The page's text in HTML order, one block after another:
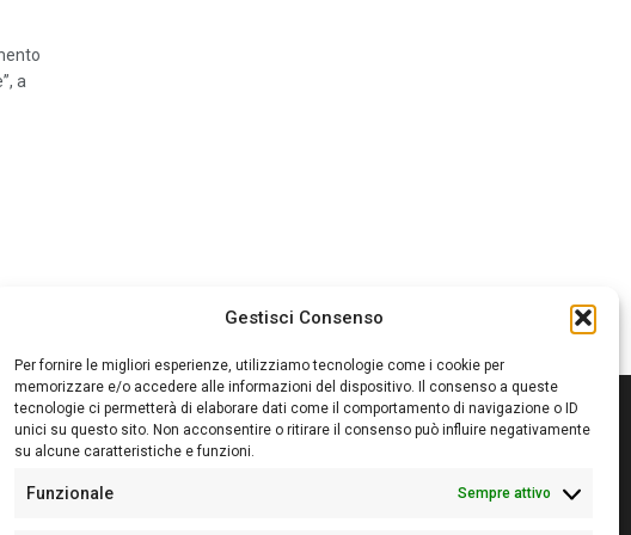
Gestisci Consenso
Per fornire le migliori esperienze, utilizziamo tecnologie come i cookie per
memorizzare e/o accedere alle informazioni del dispositivo. Il consenso a queste
tecnologie ci permetterà di elaborare dati come il comportamento di navigazione o ID
unici su questo sito. Non acconsentire o ritirare il consenso può influire negativamente
su alcune caratteristiche e funzioni.
Funzionale Sempre attivo
a
Editore:Giampaolo Cirronis Ditta individuale
Sede: